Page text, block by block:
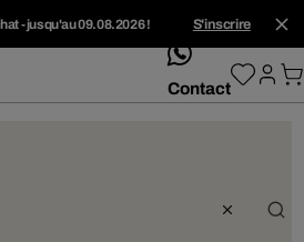
- jusqu'au 09.08.2026 ! S'inscrire
whatsApp
Contact